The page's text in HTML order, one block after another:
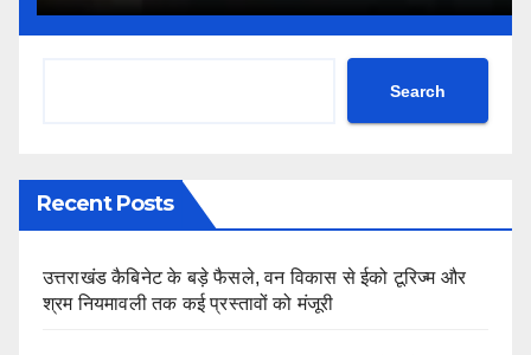
Search
Recent Posts
उत्तराखंड कैबिनेट के बड़े फैसले, वन विकास से ईको टूरिज्म और
श्रम नियमावली तक कई प्रस्तावों को मंजूरी